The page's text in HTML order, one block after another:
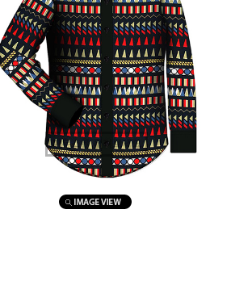
마우스를 올려보세요